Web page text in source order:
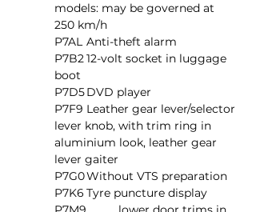
models: may be governed at
250 km/h
P7AL	Anti-theft alarm
P7B2	12-volt socket in luggage
boot
P7D5	DVD player
P7F9	Leather gear lever/selector
lever knob, with trim ring in
aluminium look, leather gear
lever gaiter
P7G0	Without VTS preparation
P7K6	Tyre puncture display